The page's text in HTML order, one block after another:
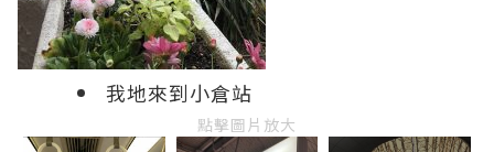
我地來到小倉站
點擊圖片放大